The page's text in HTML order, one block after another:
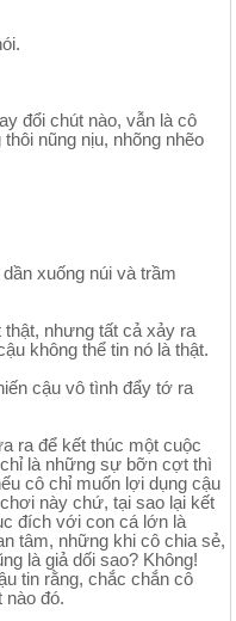
đổi chút nào, vẫn là cô
nũng nịu, nhõng nhẽo
xuống núi và trầm
nhưng tất cả xảy ra
không thể tin nó là thật.
cậu vô tình đẩy tớ ra
ra để kết thúc một cuộc
là những sự bỡn cợt thì
cô chỉ muốn lợi dụng cậu
này chứ, tại sao lại kết
đích với con cá lớn là
tâm, những khi cô chia sẻ,
là giả dối sao? Không!
tin rằng, chắc chắn cô
nào đó.